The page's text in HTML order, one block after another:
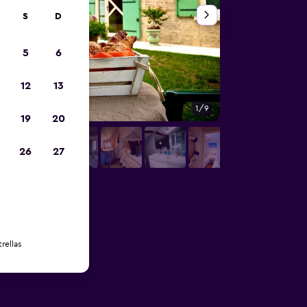
1/9
S D
5 6
12 13
19 20
26 27